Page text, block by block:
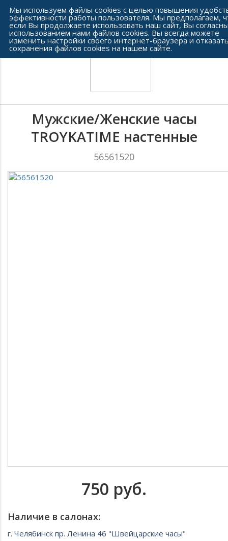
Сеть часовых салонов г. Челябинска
Мужские/Женские часы
TROYKATIME настенные
56561520
750 руб.
Наличие в салонах:
г. Челябинск пр. Ленина 46 "Швейцарские часы"
Мы используем файлы cookies с целью повышения
эффективности работы пользователя. Мы предполагаем,
если Вы продолжаете использовать наш сайт, Вы
использованием нами файлов cookies. Вы всегда можете
изменить настройки своего интернет-браузера и
сохранения файлов cookies на нашем сайте.